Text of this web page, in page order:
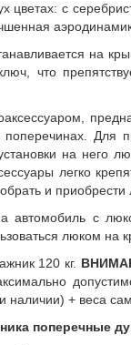
цветах: с
на
что
Для
на него
легко
и
автомобиль с
люком на
120 кг.
наличии) + веса
поперечные